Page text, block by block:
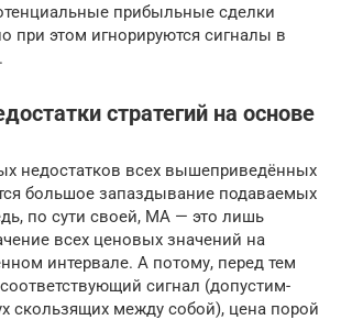
прибыльные сделки
при этом игнорируются сигналы в
стратегий на основе
недостатков всех вышеприведённых
большое запаздывание подаваемых
по сути своей, МА — это лишь
всех ценовых значений на
интервале. А потому, перед тем
сигнал (допустим-
скользящих между собой), цена порой